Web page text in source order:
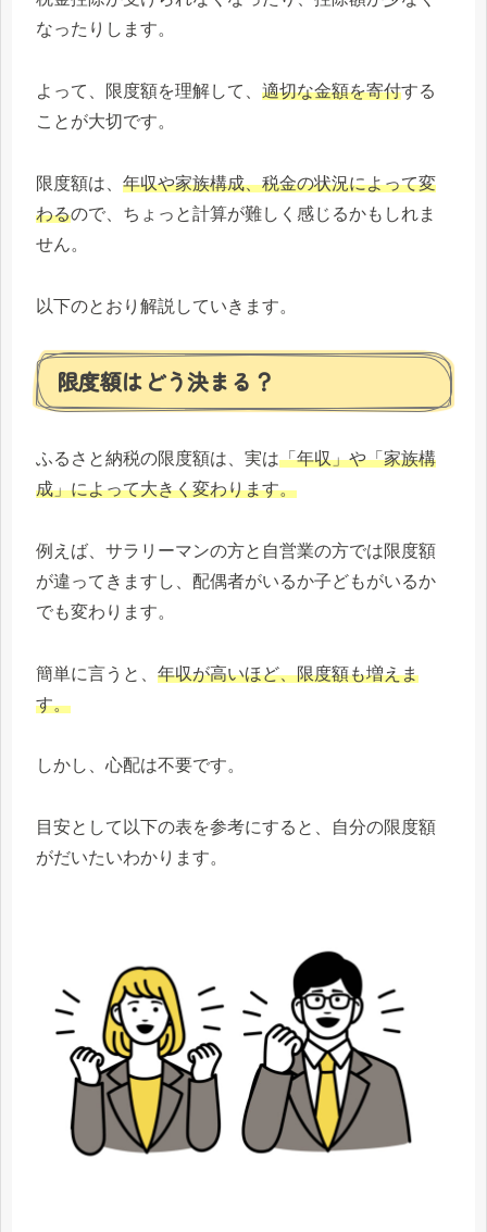
なったりします。
よって、限度額を理解して、 適切な金額を寄付する
ことが大切です。
限度額は、 年収や家族構成、税金の状況によって変
わるので、ちょっと計算が難しく感じるかもしれま
せん。
以下のとおり解説していきます。
限度額はどう決まる？
ふるさと納税の限度額は、実は「年収」や「家族構
成」によって大きく変わります。
例えば、サラリーマンの方と自営業の方では限度額
が違ってきますし、配偶者がいるか子どもがいるか
でも変わります。
簡単に言うと、 年収が高いほど、限度額も増えま
す。
しかし、心配は不要です。
目安として以下の表を参考にすると、自分の限度額
がだいたいわかります。